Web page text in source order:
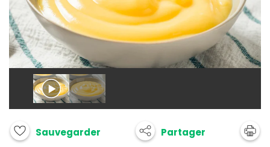
Sauvegarder Partager